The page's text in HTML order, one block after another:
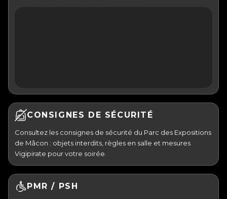
CONSIGNES DE SÉCURITÉ
Consultez les consignes de sécurité du Parc des Expositions
de Mâcon : objets interdits, règles en salle et mesures
Vigipirate pour votre soirée.
PMR / PSH